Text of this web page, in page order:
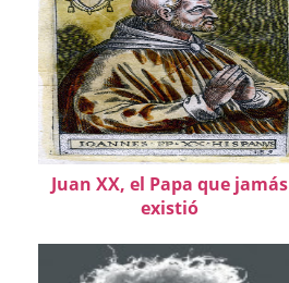
Juan XX, el Papa que jamás
existió